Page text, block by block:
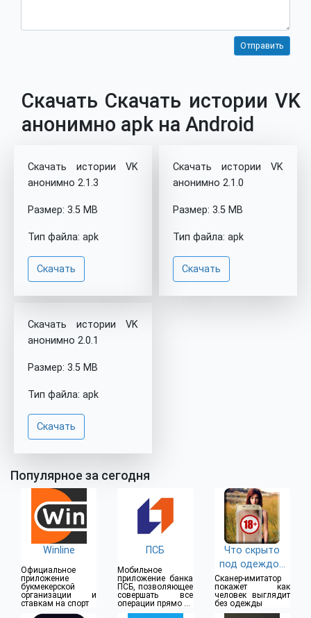
Скачать Скачать истории VK
анонимно apk на Android
Скачать истории VK
анонимно 2.1.3
Размер: 3.5 MB
Тип файла: apk
Скачать
Скачать истории VK
анонимно 2.1.0
Размер: 3.5 MB
Тип файла: apk
Скачать
Скачать истории VK
анонимно 2.0.1
Размер: 3.5 MB
Тип файла: apk
Скачать
Популярное за сегодня
Winline
Официальное
приложение
букмекерской
организации и
ставкам на спорт
ПСБ
Мобильное
приложение банка
ПСБ, позволяющее
совершать все
операции прямо из
дома
Что скрыто
под одеждой
(18+)
Сканер-имитатор
покажет как
человек выглядит
без одежды